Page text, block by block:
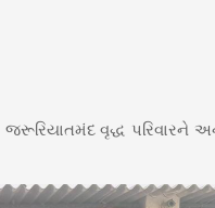
વૃદ્ધ પરિવારને